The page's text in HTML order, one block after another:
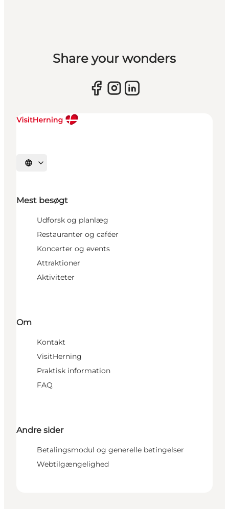
Share your wonders
Vælg sprog
Mest besøgt
Udforsk og planlæg
Restauranter og caféer
Koncerter og events
Attraktioner
Aktiviteter
Om
Kontakt
VisitHerning
Praktisk information
FAQ
Andre sider
Betalingsmodul og generelle betingelser
Webtilgængelighed